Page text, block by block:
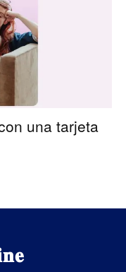
una tarjeta